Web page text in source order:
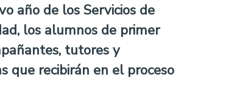
año de los Servicios de
los alumnos de primer
tutores y
que recibirán en el proceso